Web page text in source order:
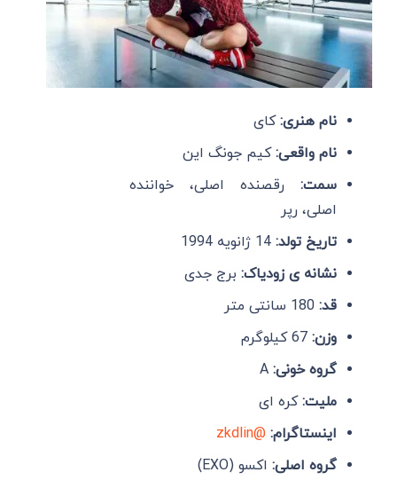
نام هنری:کای
نام واقعی:کیم جونگ این
سمت: رقصنده اصلی، خواننده
اصلی، رپر
تاریخ تولد:
نشانه ی زودیاک: برج جدی
قد:
وزن:
گروه خونی:
ملیت:کره ای
اینستاگرام: @zkdlin
گروه اصلی: اکسو (EXO)